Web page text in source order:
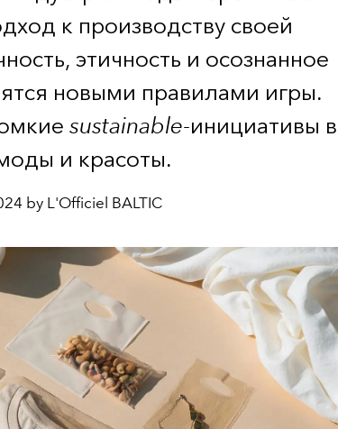
к производству своей
этичность и осознанное
новыми правилами игры.
sustainable-инициативы в
и красоты.
by L'Officiel BALTIC